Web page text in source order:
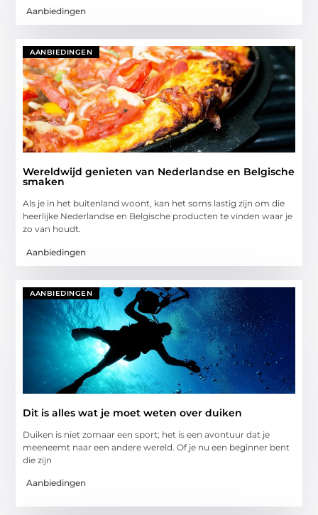
Aanbiedingen
AANBIEDINGEN
Wereldwijd genieten van Nederlandse en Belgische
smaken
Als je in het buitenland woont, kan het soms lastig zijn om die
heerlijke Nederlandse en Belgische producten te vinden waar je
zo van houdt.
Aanbiedingen
AANBIEDINGEN
Dit is alles wat je moet weten over duiken
Duiken is niet zomaar een sport; het is een avontuur dat je
meeneemt naar een andere wereld. Of je nu een beginner bent
die zijn
Aanbiedingen